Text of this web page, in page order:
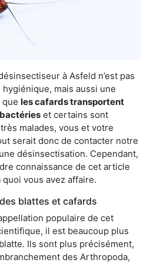
à Asfeld n’est pas
mais aussi une
les cafards transportent
et certains sont
malades, vous et votre
serait donc de contacter notre
désinsectisation. Cependant,
connaissance de cet article
vous avez affaire.
blattes et cafards
populaire de cet
il est beaucoup plus
Ils sont plus précisément,
des Arthropoda,